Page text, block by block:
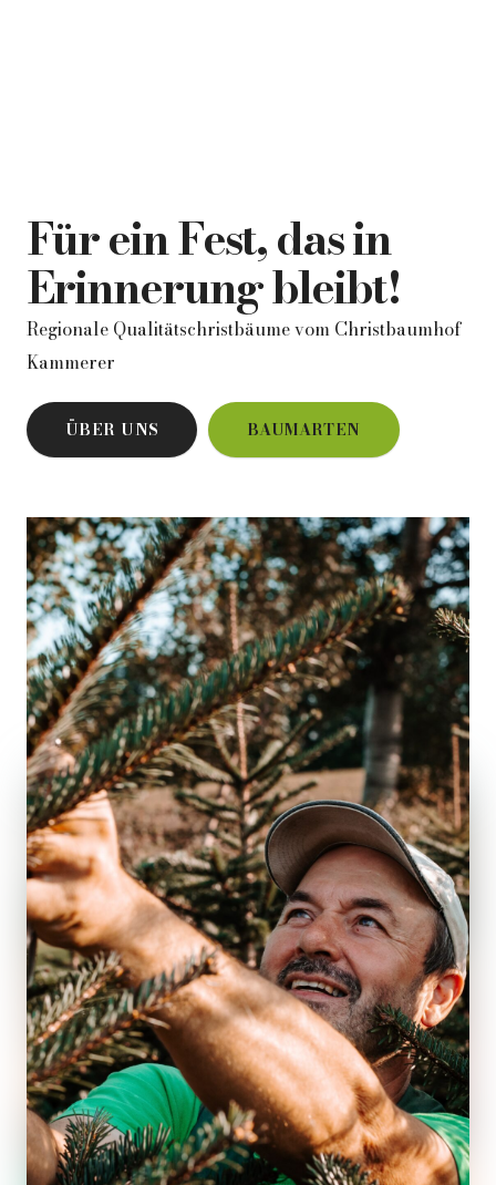
Für ein Fest, das in
Erinnerung bleibt!
Regionale Qualitätschristbäume vom Christbaumhof
Kammerer
ÜBER UNS BAUMARTEN